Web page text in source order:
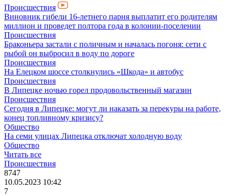
Происшествия
Виновник гибели 16-летнего парня выплатит его родителям
миллион и проведет полтора года в колонии-поселении
Происшествия
Браконьера застали с поличным и началась погоня: сети с
рыбой он выбросил в воду по дороге
Происшествия
На Елецком шоссе столкнулись «Шкода» и автобус
Происшествия
В Липецке ночью горел продовольственный магазин
Происшествия
Сегодня в Липецке: могут ли наказать за перекуры на работе,
конец топливному кризису?
Общество
На семи улицах Липецка отключат холодную воду
Общество
Читать все
Происшествия
8747
10.05.2023 10:42
7